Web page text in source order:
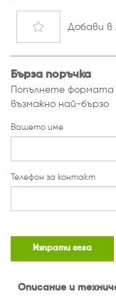
Добави в
Бърза поръчка
Попълнете
възможно най-бързо
Вашето име
Телефон за контакт
Изпрати сега
Описание и